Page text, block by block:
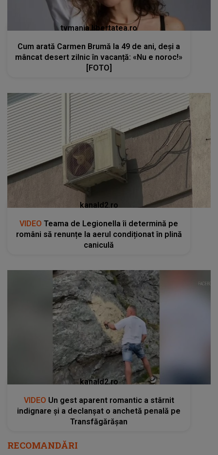
tvmania.libertatea.ro
Cum arată Carmen Brumă la 49 de ani, deși a
mâncat desert zilnic în vacanță: «Nu e noroc!»
[FOTO]
kanald2.ro
VIDEO Teama de Legionella îi determină pe
români să renunțe la aerul condiționat în plină
caniculă
kanald2.ro
VIDEO Un gest aparent romantic a stârnit
indignare și a declanșat o anchetă penală pe
Transfăgărășan
RECOMANDĂRI